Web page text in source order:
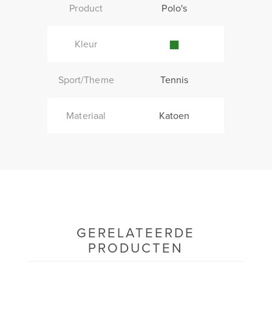
Product Polo's
Kleur
Sport/Theme Tennis
Materiaal Katoen
GERELATEERDE
PRODUCTEN